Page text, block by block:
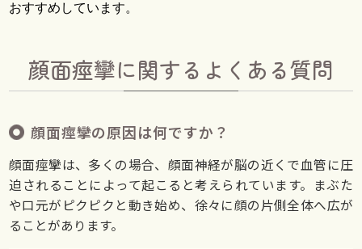
おすすめしています。
顔面痙攣に関するよくある質問
顔面痙攣の原因は何ですか？
顔面痙攣は、多くの場合、顔面神経が脳の近くで血管に圧
迫されることによって起こると考えられています。まぶた
や口元がピクピクと動き始め、徐々に顔の片側全体へ広が
ることがあります。